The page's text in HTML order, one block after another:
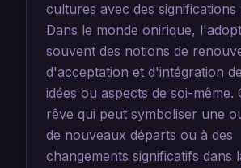
cultures avec des significations
Dans le monde onirique,
souvent des notions de
d'acceptation et d'intégration
idées ou aspects de soi-même.
rêve qui peut symboliser une
de nouveaux départs ou à des
changements significatifs dans